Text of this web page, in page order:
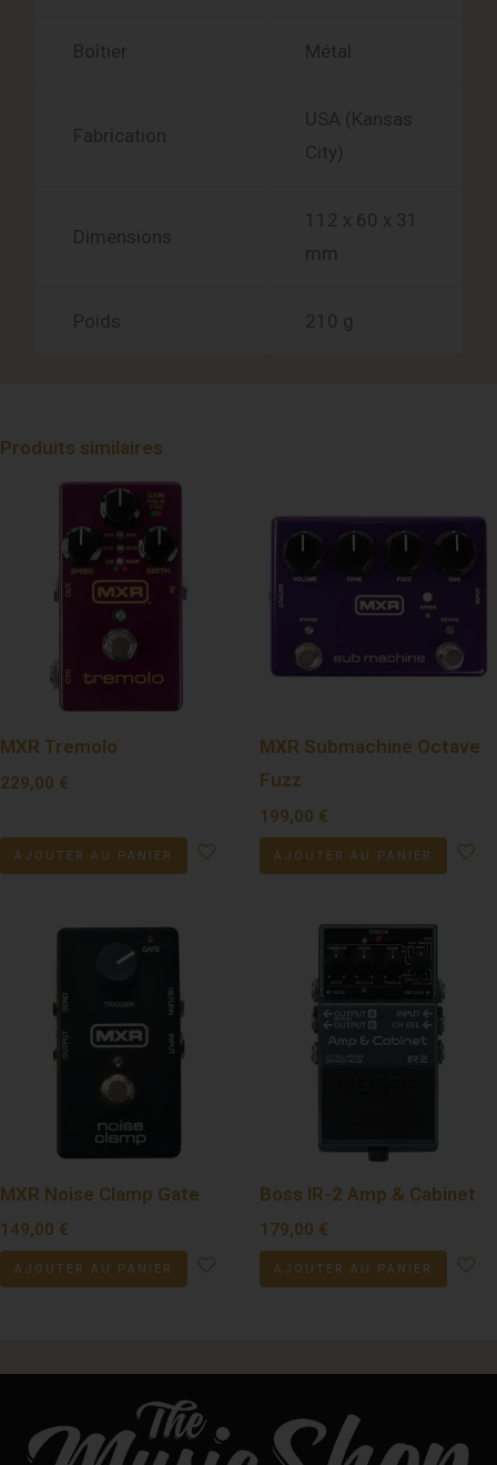
Boîtier Métal
Fabrication
USA (Kansas
City)
Dimensions
112 x 60 x 31
mm
Poids 210 g
Produits similaires
MXR Tremolo
229,00 €
AJOUTER AU PANIER
MXR Submachine Octave
Fuzz
199,00 €
AJOUTER AU PANIER
MXR Noise Clamp Gate
149,00 €
AJOUTER AU PANIER
Boss IR-2 Amp & Cabinet
179,00 €
AJOUTER AU PANIER